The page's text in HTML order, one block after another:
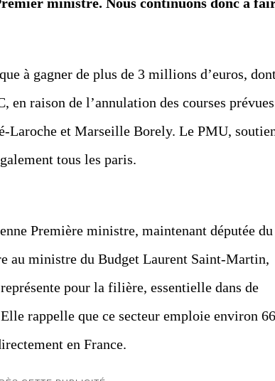
à gagner de plus de 3 millions d’euros,
raison de l’annulation des courses
Laroche et Marseille Borely. Le PMU,
tous les paris.
Première ministre, maintenant députée du
au ministre du Budget Laurent Saint-Martin,
pour la filière, essentielle dans de
rappelle que ce secteur emploie environ 66
en France.